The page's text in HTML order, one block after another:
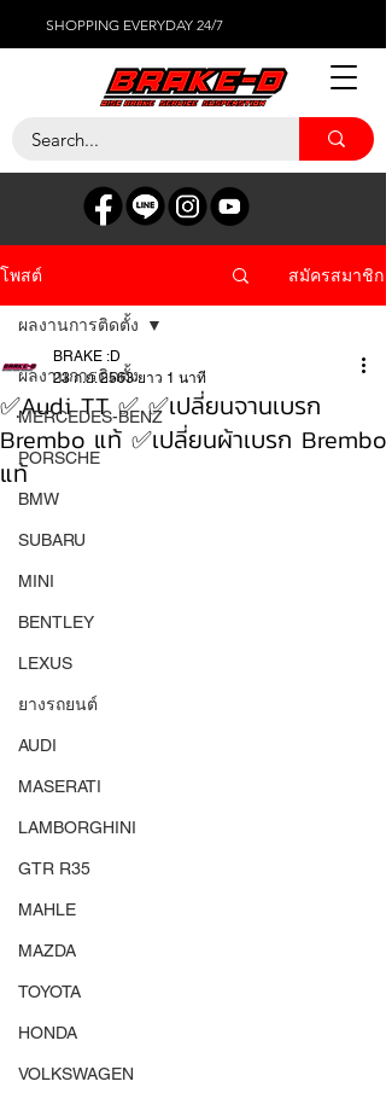
SHOPPING EVERYDAY 24/7
โพสต์ สมัครสมาชิก
ผลงานการติดตั้ง
MERCEDES-BENZ
PORSCHE
BMW
SUBARU
MINI
BENTLEY
LEXUS
ยางรถยนต์
AUDI
MASERATI
LAMBORGHINI
GTR R35
MAHLE
MAZDA
TOYOTA
HONDA
VOLKSWAGEN
ผลงานการติดตั้ง
✅ฺAudi TT ✅ ✅เปลี่ยนจานเบรก
Brembo แท้ ✅เปลี่ยนผ้าเบรก Brembo
แท้
BRAKE :D
23 ก.ย. 2563 ยาว 1 นาที